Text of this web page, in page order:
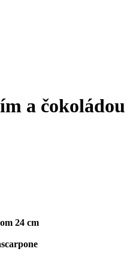
a čokoládou
24 cm